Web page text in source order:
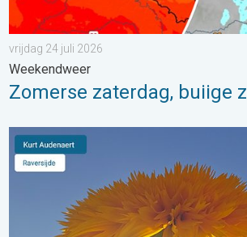
vrijdag 24 juli 2026
Weekendweer
Zomerse zaterdag, buiige
Stuur jouw weerfoto van de week!.